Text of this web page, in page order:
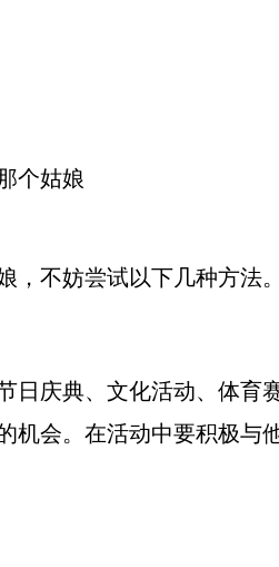
个姑娘
，不妨尝试以下几种方法。
日庆典、文化活动、体育
机会。在活动中要积极与